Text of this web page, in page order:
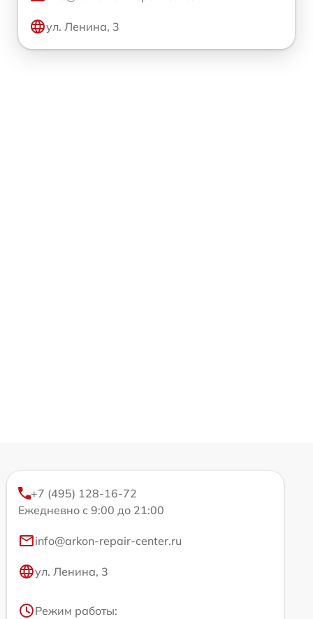
ул. Ленина, 3
+7 (495) 128-16-72
Ежедневно с 9:00 до 21:00
info@arkon-repair-center.ru
ул. Ленина, 3
Режим работы: